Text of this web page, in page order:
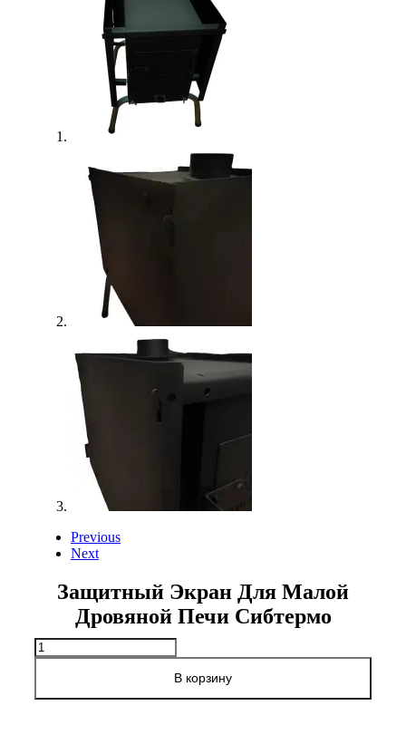
Previous
Next
Защитный Экран Для Малой
Дровяной Печи Сибтермо
Количество
товара
В корзину